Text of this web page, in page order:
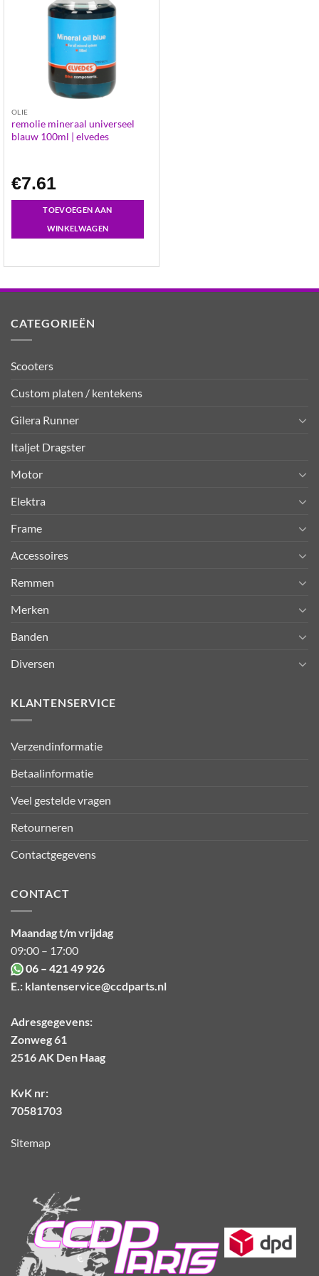
OLIE
remolie mineraal universeel
blauw 100ml | elvedes
€7.61
TOEVOEGEN AAN
WINKELWAGEN
CATEGORIEËN
Scooters
Custom platen / kentekens
Gilera Runner
Italjet Dragster
Motor
Elektra
Frame
Accessoires
Remmen
Merken
Banden
Diversen
KLANTENSERVICE
Verzendinformatie
Betaalinformatie
Veel gestelde vragen
Retourneren
Contactgegevens
CONTACT
Maandag t/m vrijdag
09:00 – 17:00
06 – 421 49 926
E.: klantenservice@ccdparts.nl
Adresgegevens:
Zonweg 61
2516 AK Den Haag
KvK nr:
70581703
Sitemap